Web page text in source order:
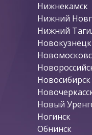
Нижнекамск
Нижний
Нижний
Новокузнецк
Новосибирск
Новый
Ногинск
Обнинск